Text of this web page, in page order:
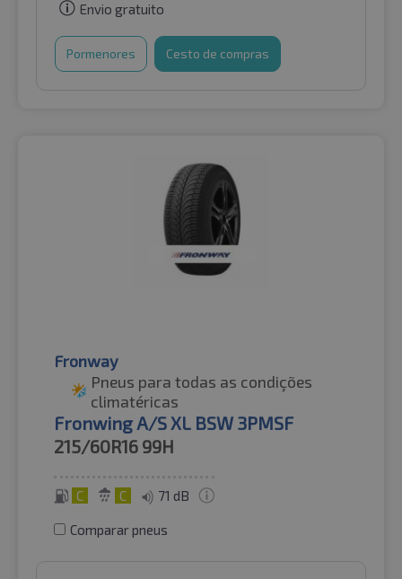
Envio gratuito
Pormenores Cesto de compras
Fronway
Pneus para todas as condições
climatéricas
Fronwing A/S XL BSW 3PMSF
215/60R16 99H
C C 71 dB
Comparar pneus